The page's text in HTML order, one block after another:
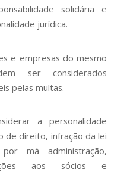
solidária e
jurídica.
e empresas do mesmo
ser considerados
pelas multas.
a personalidade
de direito, infração da lei
má administração,
aos sócios e